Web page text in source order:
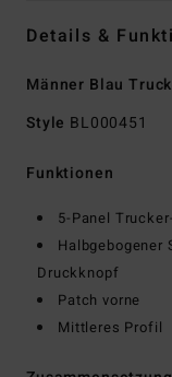
Details &
Männer Blau
Style BL000451
Funktionen
5-Panel
Druckknopf
Patch vorne
Mittleres Profil